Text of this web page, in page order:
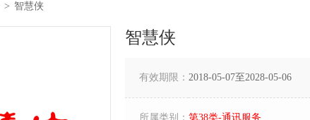
> 智慧侠
智慧侠
有效期限： 2018-05-07至2028-05-06
所属类别： 第38类-通讯服务